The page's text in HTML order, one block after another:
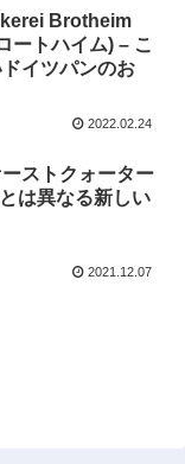
Brotheim
ートハイム) – こ
イツパンのお
2022.02.24
ーストクォーター
は異なる新しい
2021.12.07